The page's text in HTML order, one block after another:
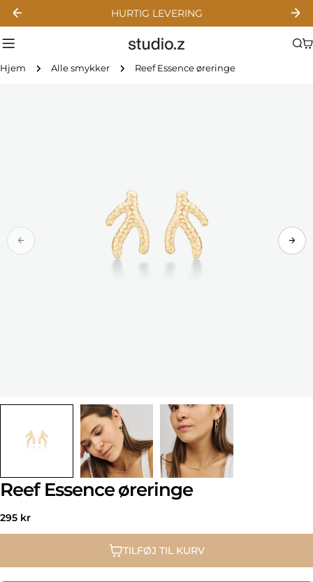
indhold
HURTIG LEVERING
Hjem Alle smykker Reef Essence øreringe
Reef Essence øreringe
Normal
pris
295 kr
TILFØJ TIL KURV